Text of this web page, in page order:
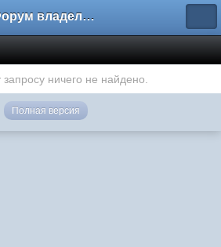
Форум владельцев интернет-магазинов
ничего не найдено.
Полная версия